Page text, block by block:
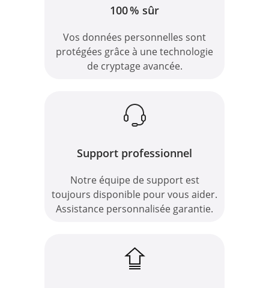
100 % sûr
Vos données personnelles sont
protégées grâce à une technologie
de cryptage avancée.
Support professionnel
Notre équipe de support est
toujours disponible pour vous aider.
Assistance personnalisée garantie.